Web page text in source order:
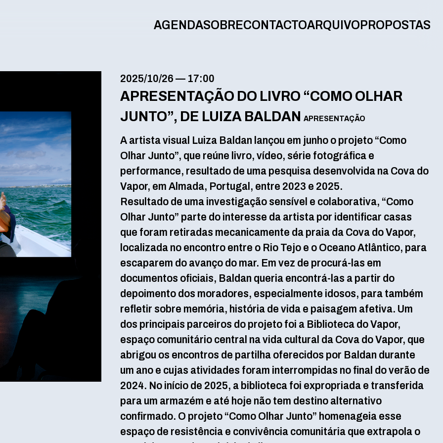
AGENDASOBRECONTACTOARQUIVO PROPOSTAS
2025/10/26 — 17:00
APRESENTAÇÃO DO LIVRO “COMO OLHAR
JUNTO”, DE LUIZA BALDAN APRESENTAÇÃO
A artista visual Luiza Baldan lançou em junho o projeto “Como
Olhar Junto”, que reúne livro, vídeo, série fotográfica e
performance, resultado de uma pesquisa desenvolvida na Cova do
Vapor, em Almada, Portugal, entre 2023 e 2025.
Resultado de uma investigação sensível e colaborativa, “Como
Olhar Junto” parte do interesse da artista por identificar casas
que foram retiradas mecanicamente da praia da Cova do Vapor,
localizada no encontro entre o Rio Tejo e o Oceano Atlântico, para
escaparem do avanço do mar. Em vez de procurá-las em
documentos oficiais, Baldan queria encontrá-las a partir do
depoimento dos moradores, especialmente idosos, para também
refletir sobre memória, história de vida e paisagem afetiva. Um
dos principais parceiros do projeto foi a Biblioteca do Vapor,
espaço comunitário central na vida cultural da Cova do Vapor, que
abrigou os encontros de partilha oferecidos por Baldan durante
um ano e cujas atividades foram interrompidas no final do verão de
2024. No início de 2025, a biblioteca foi expropriada e transferida
para um armazém e até hoje não tem destino alternativo
confirmado. O projeto “Como Olhar Junto” homenageia esse
espaço de resistência e convivência comunitária que extrapola o